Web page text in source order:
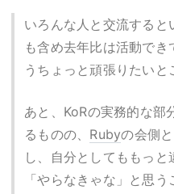
いろんな人と交流する
も含め去年比は活動で
うちょっと頑張りたいと
あと、KoRの実務的な部
るものの、 Rubyの会側
し、自分としてももっと
「やらなきゃな」と思